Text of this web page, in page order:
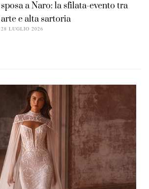
sposa a Naro: la sfilata-evento tra
arte e alta sartoria
28 LUGLIO 2026